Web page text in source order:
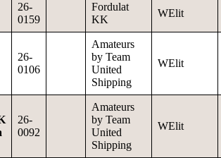
26-
0159
Fordulat
KK
WElit
26-
0106
Amateurs
by Team
United
Shipping
WElit
26-
0092
Amateurs
by Team
United
Shipping
WElit